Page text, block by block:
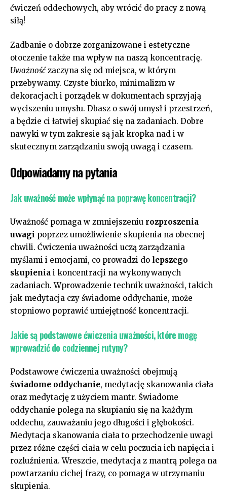
ćwiczeń oddechowych, aby wrócić do pracy z nową⁣
siłą!
Zadbanie o dobrze​ zorganizowane i ⁣estetyczne
otoczenie ​także ma wpływ na naszą ‍koncentrację.⁢
Uważnośćzaczyna się od miejsca, w którym
przebywamy. Czyste biurko, minimalizm w‌
dekoracjach⁤ i porządek w ‍dokumentach sprzyjają⁢
wyciszeniu ‍umysłu. Dbasz o swój umysł i przestrzeń,
a będzie ci łatwiej skupiać się na zadaniach. Dobre⁢
nawyki w ‍tym‌ zakresie są jak kropka nad i w
skutecznym zarządzaniu swoją uwagą i czasem.
Odpowiadamy na pytania
Jak uważność może wpłynąć na poprawę ‌koncentracji?
Uważność pomaga w zmniejszeniu rozproszenia
uwagi ⁢poprzez umożliwienie skupienia⁢ na obecnej
chwili. Ćwiczenia​ uważności⁢ uczą⁤ zarządzania
myślami i emocjami, co⁣ prowadzi do​ lepszego
skupienia i koncentracji na wykonywanych
zadaniach. Wprowadzenie ​technik uważności, takich
jak medytacja czy świadome oddychanie, może‍
stopniowo⁣ poprawić⁣ umiejętność koncentracji.
Jakie są podstawowe ćwiczenia uważności, które mogę
wprowadzić do codziennej rutyny?
Podstawowe ćwiczenia uważności obejmują ​
świadome oddychanie, medytację skanowania ‍ciała
oraz medytację z użyciem mantr. Świadome
⁣oddychanie polega na skupianiu‍ się na ⁣każdym
oddechu,‍ zauważaniu jego długości​ i⁣ głębokości.
Medytacja⁣ skanowania ciała to przechodzenie uwagi
przez⁢ różne części ciała w celu poczucia ich⁢ napięcia i
rozluźnienia. Wreszcie, medytacja‍ z mantrą polega‍ na⁤
powtarzaniu cichej ⁢frazy, co pomaga w utrzymaniu
skupienia.